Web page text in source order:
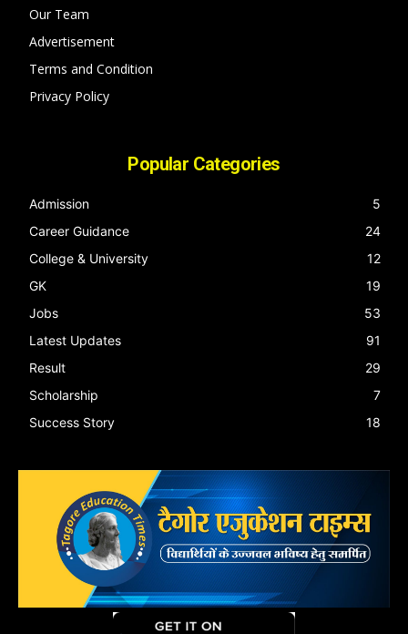
Our Team
Advertisement
Terms and Condition
Privacy Policy
Popular Categories
Admission
5
Career Guidance
24
College & University
12
GK
19
Jobs
53
Latest Updates
91
Result
29
Scholarship
7
Success Story
18